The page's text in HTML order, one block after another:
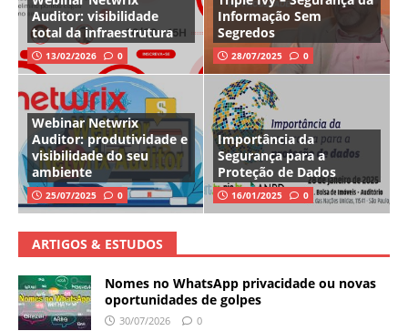
Auditor: visibilidade
total da infraestrutura
13/02/2026 0
Informação Sem
Segredos
28/07/2025 0
Webinar Netwrix
Auditor: produtividade e
visibilidade do seu
ambiente
25/07/2025 0
Importância da
Segurança para a
Proteção de Dados
16/01/2025 0
ARTIGOS & ESTUDOS
Nomes no WhatsApp privacidade ou novas
oportunidades de golpes
30/07/2026 0